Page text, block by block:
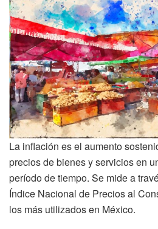
La inflación es el aumento
precios de bienes y servicios en
período de tiempo. Se mide a
Índice Nacional de Precios al
los más utilizados en México.